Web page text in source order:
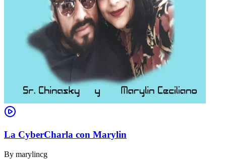
La CyberCharla con Marylin
By marylincg